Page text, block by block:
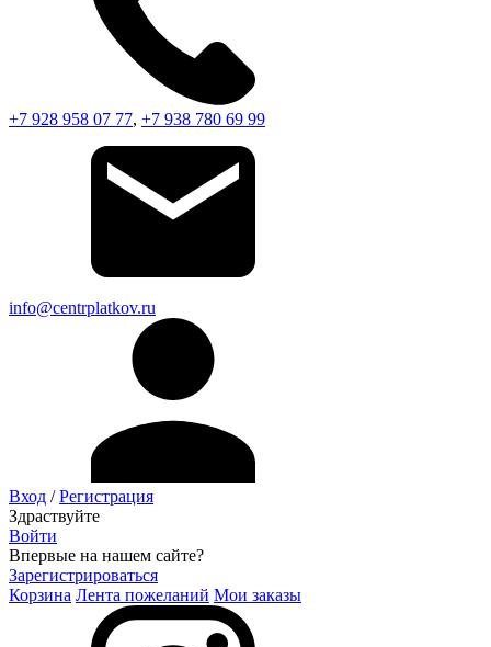
+7 928 958 07 77, +7 938 780 69 99
info@centrplatkov.ru
Вход /Регистрация
Здраствуйте
Войти
Впервые на нашем сайте?
Зарегистрироваться
Корзина Лента пожеланий Мои заказы